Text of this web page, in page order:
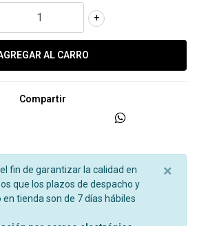
+
Compartir
el fin de garantizar la calidad en
que los plazos de despacho y
tienda son de 7 días hábiles
×